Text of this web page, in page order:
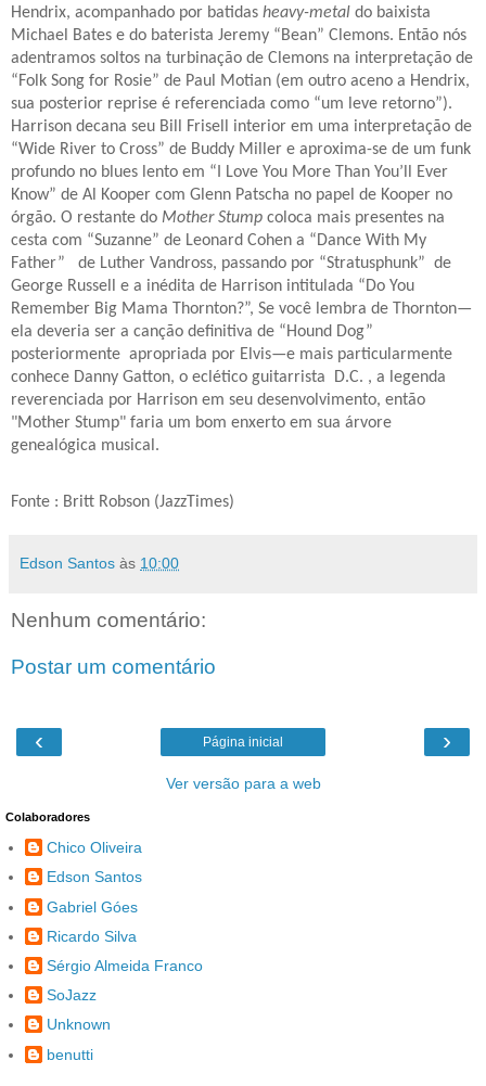
Hendrix, acompanhado por batidas heavy-metal do baixista
Michael Bates e do baterista Jeremy “Bean” Clemons. Então nós
adentramos soltos na turbinação de Clemons na interpretação de
“Folk Song for Rosie” de Paul Motian (em outro aceno a Hendrix,
sua posterior reprise é referenciada como “um leve retorno”).
Harrison decana seu Bill Frisell interior em uma interpretação de
“Wide River to Cross” de Buddy Miller e aproxima-se de um funk
profundo no blues lento em “I Love You More Than You’ll Ever
Know” de Al Kooper com Glenn Patscha no papel de Kooper no
órgão. O restante do Mother Stump coloca mais presentes na
cesta com “Suzanne” de Leonard Cohen a “Dance With My
Father”
de Luther Vandross, passando por “Stratusphunk” de
George Russell e a inédita de Harrison intitulada “Do You
Remember Big Mama Thornton?”, Se você lembra de Thornton—
ela deveria ser a canção definitiva de “Hound Dog”
posteriormente apropriada por Elvis—e mais particularmente
conhece Danny Gatton, o eclético guitarrista
D.C. , a legenda
reverenciada por Harrison em seu desenvolvimento, então
"Mother Stump" faria um bom enxerto em sua árvore
genealógica musical.
Fonte : Britt Robson (JazzTimes)
Edson Santos às 10:00
Nenhum comentário:
Postar um comentário
‹ ›
Página inicial
Ver versão para a web
Colaboradores
Chico Oliveira
Edson Santos
Gabriel Góes
Ricardo Silva
Sérgio Almeida Franco
SoJazz
Unknown
benutti